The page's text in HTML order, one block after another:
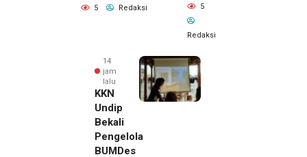
5 Redaksi 5
Redaksi
14
jam
lalu
KKN
Undip
Bekali
Pengelola
BUMDes